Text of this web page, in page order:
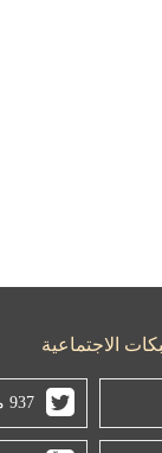
الاجتماعية
937 متابع